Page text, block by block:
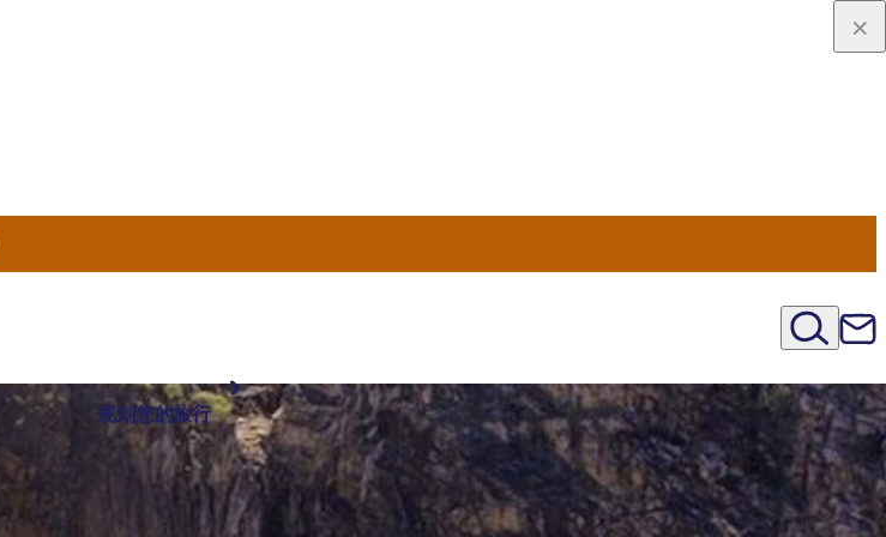
内陆和户外 按地区探索
精选榜单
规划您的旅行
实用信息 规划工具